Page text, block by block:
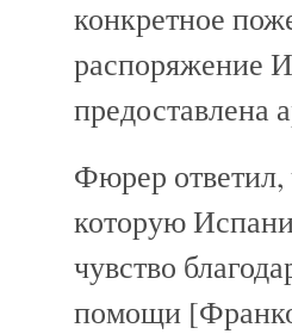
конкретное
распоряжение
предоставлена
Фюрер ответил,
которую
чувство
помощи